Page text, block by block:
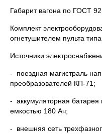
Габарит вагона по
Комплект
огнетушителем пульта
Источники
- поездная магистраль
преобразователей КП-71;
- аккумуляторная
емкостью 180 Ач;
- внешняя сеть